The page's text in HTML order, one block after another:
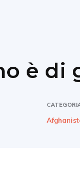
è di